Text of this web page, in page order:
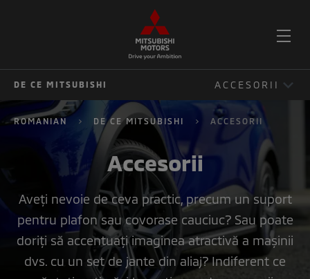
DE CE MITSUBISHI ACCESORII
DE CE MITSUBISHI
CONFIGURATOR
FINANTARE
ACCESORII
COMPARATOR
ROMANIAN DE CE MITSUBISHI ACCESORII
Accesorii
Aveți nevoie de ceva practic, precum un suport
pentru plafon sau covorase cauciuc? Sau poate
doriți să accentuați imaginea atractivă a mașinii
dvs. cu un set de jante din aliaj? Indiferent ce